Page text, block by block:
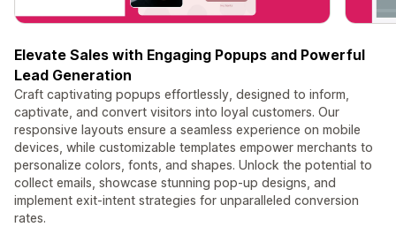
Elevate Sales with Engaging Popups and Powerful
Lead Generation
Craft captivating popups effortlessly, designed to inform,
captivate, and convert visitors into loyal customers. Our
responsive layouts ensure a seamless experience on mobile
devices, while customizable templates empower merchants to
personalize colors, fonts, and shapes. Unlock the potential to
collect emails, showcase stunning pop-up designs, and
implement exit-intent strategies for unparalleled conversion
rates.